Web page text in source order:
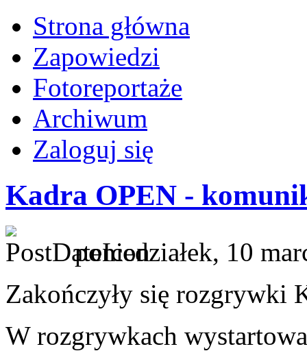
Strona główna
Zapowiedzi
Fotoreportaże
Archiwum
Zaloguj się
Kadra OPEN -
poniedziałek, 10
Zakończyły się rozgrywki
W rozgrywkach